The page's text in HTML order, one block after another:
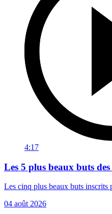
4:17
Les 5 plus beaux buts
Les cinq plus beaux buts inscrits
04 août 2026